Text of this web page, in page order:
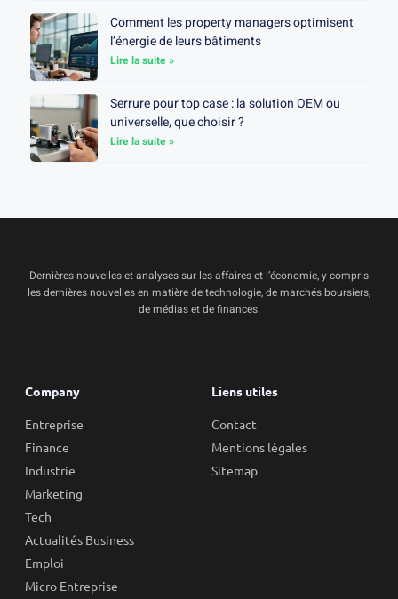
Comment les property managers optimisent
l’énergie de leurs bâtiments
Lire la suite »
Serrure pour top case : la solution OEM ou
universelle, que choisir ?
Lire la suite »
Dernières nouvelles et analyses sur les affaires et l’économie, y compris
les dernières nouvelles en matière de technologie, de marchés boursiers,
de médias et de finances.
Company
Entreprise
Finance
Industrie
Marketing
Tech
Actualités Business
Emploi
Micro Entreprise
Liens utiles
Contact
Mentions légales
Sitemap